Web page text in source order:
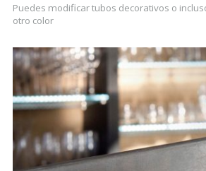
Puedes modificar tubos decorativos o
otro color